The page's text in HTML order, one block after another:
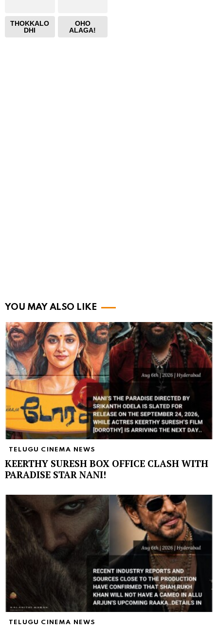
THOKKALO
DHI
OHO
ALAGA!
YOU MAY ALSO LIKE
TELUGU CINEMA NEWS
KEERTHY SURESH BOX OFFICE CLASH WITH
PARADISE STAR NANI!
TELUGU CINEMA NEWS